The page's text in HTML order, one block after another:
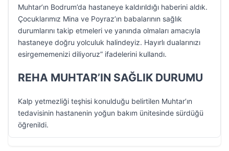
Muhtar’ın Bodrum’da hastaneye kaldırıldığı haberini aldık.
Çocuklarımız Mina ve Poyraz’ın babalarının sağlık
durumlarını takip etmeleri ve yanında olmaları amacıyla
hastaneye doğru yolculuk halindeyiz. Hayırlı dualarınızı
esirgememenizi diliyoruz” ifadelerini kullandı.
REHA MUHTAR’IN SAĞLIK DURUMU
Kalp yetmezliği teşhisi konulduğu belirtilen Muhtar’ın
tedavisinin hastanenin yoğun bakım ünitesinde sürdüğü
öğrenildi.